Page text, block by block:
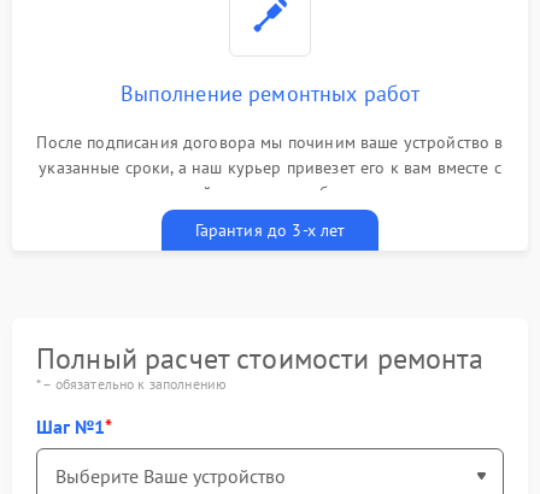
Выполнение ремонтных работ
После подписания договора мы починим ваше устройство в
указанные сроки, а наш курьер привезет его к вам вместе с
гарантийным талоном бесплатно
Гарантия до 3-х лет
Полный расчет стоимости ремонта
* – обязательно к заполнению
Шаг №1